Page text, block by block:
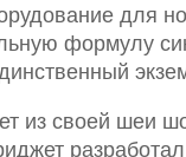
для
формулу
из своей шеи